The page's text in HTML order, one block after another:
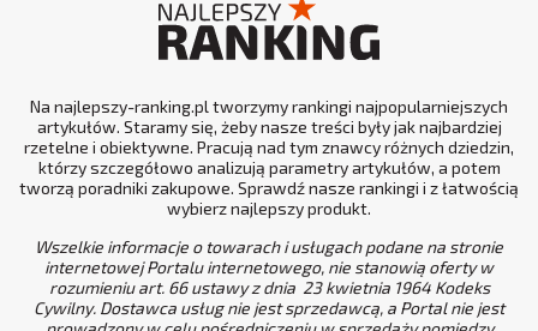
Na najlepszy-ranking.pl tworzymy rankingi najpopularniejszych
artykułów. Staramy się, żeby nasze treści były jak najbardziej
rzetelne i obiektywne. Pracują nad tym znawcy różnych dziedzin,
którzy szczegółowo analizują parametry artykułów, a potem
tworzą poradniki zakupowe. Sprawdź nasze rankingi i z łatwością
wybierz najlepszy produkt.
Wszelkie informacje o towarach i usługach podane na stronie
internetowej Portalu internetowego, nie stanowią oferty w
rozumieniu art. 66 ustawy z dnia 23 kwietnia 1964 Kodeks
Cywilny. Dostawca usług nie jest sprzedawcą, a Portal nie jest